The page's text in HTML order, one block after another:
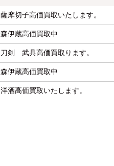
薩摩切子高価買取いたします。
森伊蔵高価買取中
刀剣 武具高価買取ります。
森伊蔵高価買取中
洋酒高価買取いたします。